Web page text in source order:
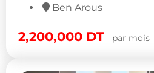
Ben Arous
2,200,000 DT par mois